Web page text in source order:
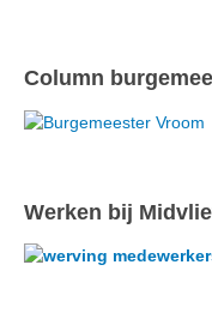
Column
Werken bij